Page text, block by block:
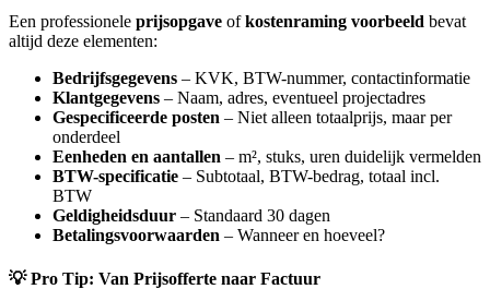
Een professionele prijsopgave ofkostenraming voorbeeld bevat
altijd deze elementen:
Bedrijfsgegevens – KVK, BTW-nummer, contactinformatie
Klantgegevens – Naam, adres, eventueel projectadres
Gespecificeerde posten – Niet alleen totaalprijs, maar per
onderdeel
Eenheden en aantallen – m², stuks, uren duidelijk vermelden
BTW-specificatie – Subtotaal, BTW-bedrag, totaal incl.
BTW
Geldigheidsduur – Standaard 30 dagen
Betalingsvoorwaarden – Wanneer en hoeveel?
💡 Pro Tip: Van Prijsofferte naar Factuur